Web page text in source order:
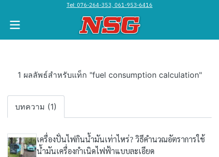
Tel: 076-264-353, 061-953-6416
1 ผลลัพธ์สำหรับแท็ก "fuel consumption calculation"
บทความ (1)
เครื่องปั่นไฟกินน้ำมันเท่าไหร่? วิธีคำนวณอัตราการใช้
น้ำมันเครื่องกำเนิดไฟฟ้าแบบละเอียด